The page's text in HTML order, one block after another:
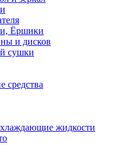
Ёршики
и дисков
сушки
средства
жидкости